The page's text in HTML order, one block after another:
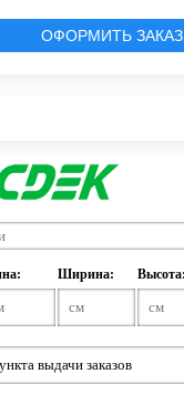
ОФОРМИТЬ ЗАКАЗ